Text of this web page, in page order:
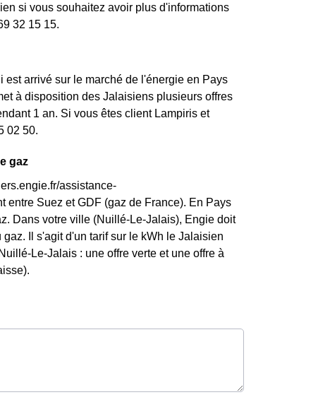
si vous souhaitez avoir plus d'informations
32 15 15.
est arrivé sur le marché de l'énergie en Pays
à disposition des Jalaisiens plusieurs offres
1 an. Si vous êtes client Lampiris et
02 50.
gaz
assistance-
entre Suez et GDF (gaz de France). En Pays
Dans votre ville (Nuillé-Le-Jalais), Engie doit
Il s'agit d'un tarif sur le kWh le Jalaisien
Le-Jalais : une offre verte et une offre à